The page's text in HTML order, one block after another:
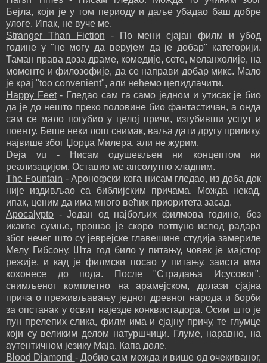
Бејла, који је у том периоду и даље убадао баш добре
улоге. Ипак, не вуче ме.
Stranger Than Fiction - По мени сјајан филм и убод
године у "не могу да верујем да је добар" категорији.
Таман права доза драме, комедије, сете, меланхолије, на
моменте и филозофије, да се направи добар микс. Мало
је крај "too convenient", али нећемо цепидлачити.
Happy Feet- Гледао сам га само једном и утисак је био
да је до нешто преко половине био фантастичан, а онда
сам се мало погубио у целој причи, изгубивши успут и
поенту. Беше неки лош снимак, ваља дати другу прилику,
највише због Џорџа Милера, али не журим.
Deja vu - Нисам одушевљен ни концептом ни
реализацијом. Оставио ме апсолутно хладним.
The Fountain - Аронофски кога нисам гледао, из доба док
није издивљао са библијским причама. Можда некад,
ипак, ценим да има много већих приоритета засад.
Apocalypto - Један од најбољих филмова године, без
икакве сумње, прошао је скоро потпуно испод радара
због нечег што су јеврејске главешине студија замериле
Мелу Гибсону. Шта год било у питању, човек је мајстор
режије, и кад је филмски посао у питању, заиста има
кохонесе до пода. После "Страдања Исусовог",
снимљеног комплетно на арамејском, долази сјајна
прича о преживљавању једног древног народа и борби
за опстанак у освит најезде конквистадора. Осим што је
пун прелепих слика, филм има и сјајну причу, те глумце
који су великим делом натуршчици. Глуме, наравно, на
аутентичном језику Маја. Капа доле.
Blood Diamond - Добио сам можда и више од очекиваног,